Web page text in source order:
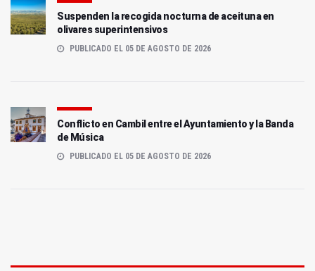
Suspenden la recogida nocturna de aceituna en
olivares superintensivos
PUBLICADO EL 05 DE AGOSTO DE 2026
Conflicto en Cambil entre el Ayuntamiento y la Banda
de Música
PUBLICADO EL 05 DE AGOSTO DE 2026